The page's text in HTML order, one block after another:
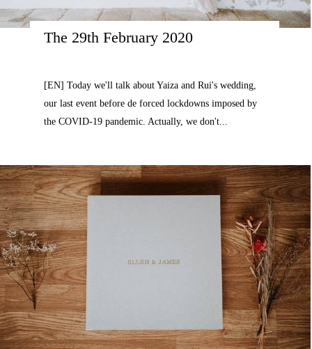
The 29th February 2020
[EN] Today we'll talk about Yaiza and Rui's wedding,
our last event before de forced lockdowns imposed by
the COVID-19 pandemic. Actually, we don't...